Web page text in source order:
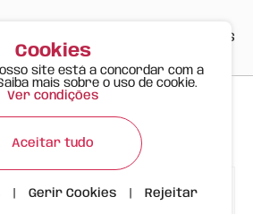
ES
> >
| Com Apito
Cookies
site está a concordar com a
mais sobre o uso de cookie.
Ver condições
Aceitar tudo
Gerir Cookies Rejeitar